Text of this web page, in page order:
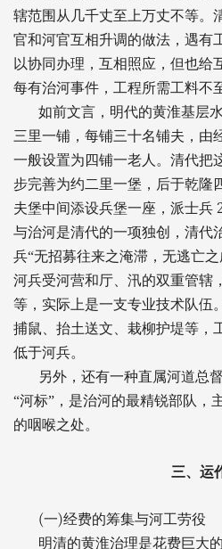
辖范围从几千丈至上万丈不等。
官和河官互相升调的做法，遇有
以协同办理，互相照应，但也给
每有治河事件，工程所需工料不
如前文言，明代的黄淮基层
三里一铺，每铺三十名铺夫，由
一般设置为四铺一老人。清代把
步完善为约二里一堡，后于乾隆
夫堡中间添设兵堡一座，派士兵
与治河是清代的一项独创，清代
兵“无招募往来之淹滞，无逃亡之
河兵受河营和厅、汛的双重管辖
等，实际上是一支专业技术队伍
捕鼠、抬土送文、栽柳护堤等，
低于河兵。
另外，还有一种直属河道总
“河标”，是治河的最精锐部队，
的咽喉之处。
三、运
(一)经费的筹集与河工劳役
明清的黄淮治理是花费巨大